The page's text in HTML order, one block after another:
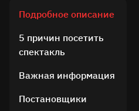
Подробное описание
5 причин посетить
спектакль
Важная информация
Постановщики